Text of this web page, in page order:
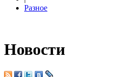
Разное
Новости